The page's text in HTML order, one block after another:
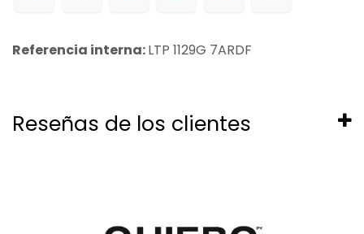
Referencia interna:LTP 1129G 7ARDF
Reseñas de los clientes